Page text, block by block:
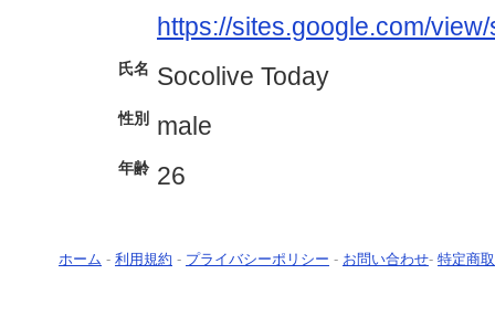
https://sites.google.com/
氏名 Socolive Today
性別 male
年齢 26
ホーム - 利用規約 - プライバシーポリシー - お問い合わせ- 特定商